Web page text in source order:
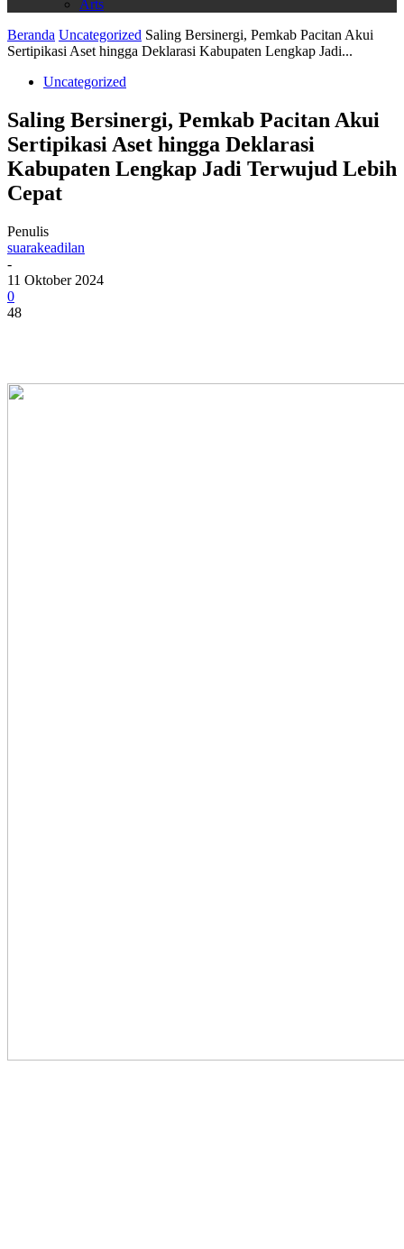
Arts
Beranda Uncategorized Saling Bersinergi, Pemkab Pacitan Akui
Sertipikasi Aset hingga Deklarasi Kabupaten Lengkap Jadi...
Uncategorized
Saling Bersinergi, Pemkab Pacitan Akui
Sertipikasi Aset hingga Deklarasi
Kabupaten Lengkap Jadi Terwujud Lebih
Cepat
Penulis
suarakeadilan
-
11 Oktober 2024
0
48